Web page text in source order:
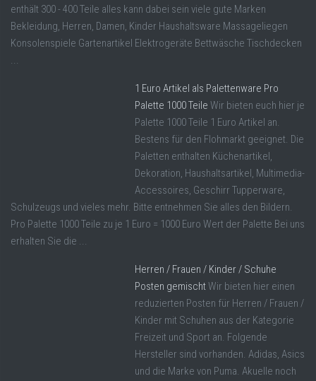
enthält 300 - 400 Teile alles kann dabei sein viele gute Marken
Bekleidung, Herren, Damen, Kinder Haushaltsware Massageliegen
Konsolenspiele Gartenartikel Elektrogeräte Bettwäsche Tischdecken
...
1 Euro Artikel als Palettenware Pro
Palette 1000 Teile Wir bieten euch hier je
Palette 1000 Teile 1 Euro Artikel an.
Bestens für den Flohmarkt geeignet. Die
Paletten enthalten Küchenartikel,
Dekoration, Haushaltsartikel, Multimedia-
Accessoires, Geschirr Tupperware,
Schulzeugs und vieles mehr. Bitte entnehmen Sie alles den Bildern.
Pro Palette 1000 Teile zu je 1 Euro = 1000 Euro Wert der Palette Bei uns
erhalten Sie die ...
Herren / Frauen / Kinder / Schuhe
Posten gemischtWir bieten hier einen
reduzierten Posten für Herren / Frauen /
Kinder mit Schuhen aus der Kategorie
Freizeit und Sport an. Folgende
Hersteller sind vorhanden. Adidas, Asics
und die Marke von Puma. Akuelle noch